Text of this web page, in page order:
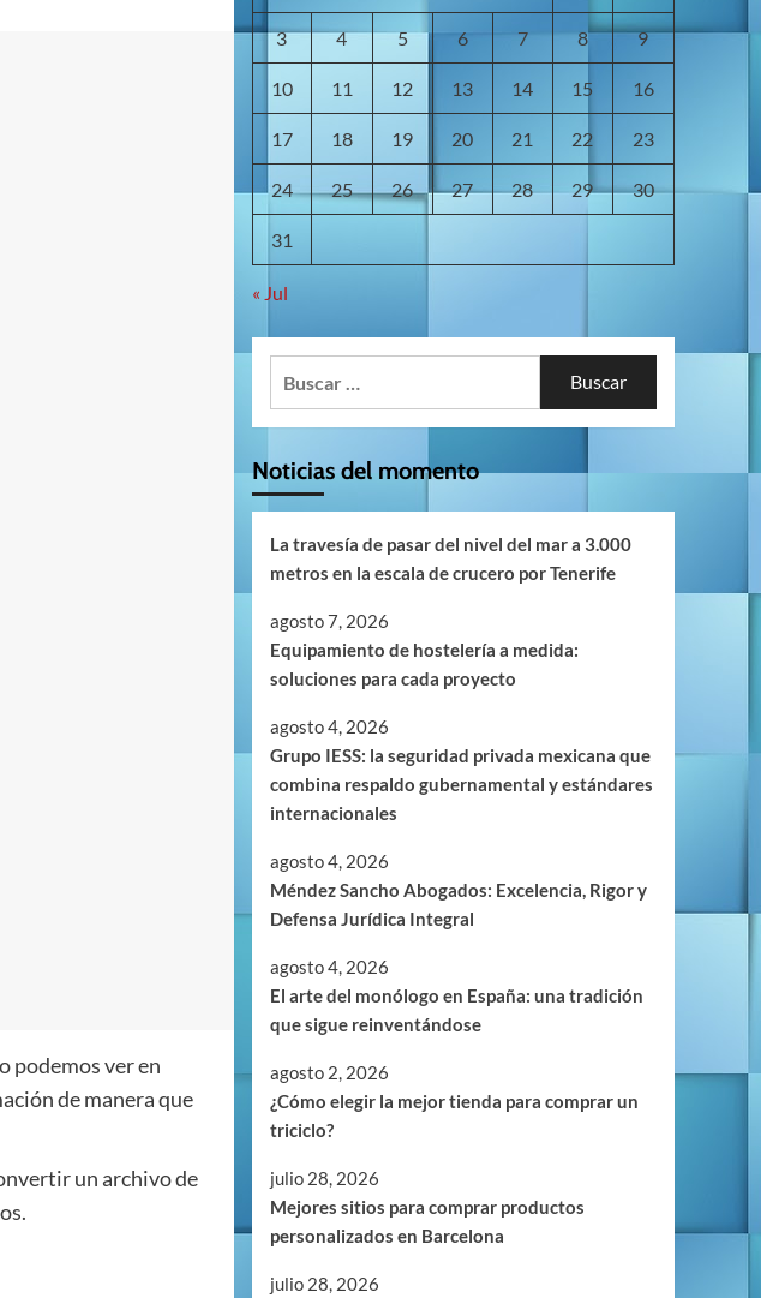
podemos ver en
de manera que
un archivo de
3 4 5 6 7 8 9
10 11 12 13 14 15 16
17 18 19 20 21 22 23
24 25 26 27 28 29 30
31
« Jul
Noticias del momento
La travesía de pasar del nivel del mar a 3.000
metros en la escala de crucero por Tenerife
agosto 7, 2026
Equipamiento de hostelería a medida:
soluciones para cada proyecto
agosto 4, 2026
Grupo IESS: la seguridad privada mexicana que
combina respaldo gubernamental y estándares
internacionales
agosto 4, 2026
Méndez Sancho Abogados: Excelencia, Rigor y
Defensa Jurídica Integral
agosto 4, 2026
El arte del monólogo en España: una tradición
que sigue reinventándose
agosto 2, 2026
¿Cómo elegir la mejor tienda para comprar un
triciclo?
julio 28, 2026
Mejores sitios para comprar productos
personalizados en Barcelona
julio 28, 2026